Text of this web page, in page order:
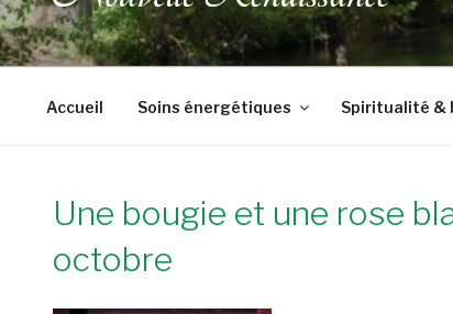
Accueil Soins énergétiques Spiritualité &
Une bougie et une rose
octobre